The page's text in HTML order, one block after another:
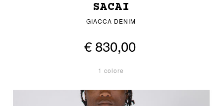
SACAI
GIACCA DENIM
€ 830,00
1 colore